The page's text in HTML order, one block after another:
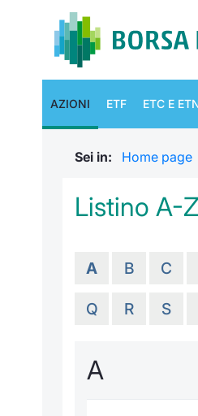
AZIONI ETF ETC E
Sei in: Home page
Listino A-
A B C
Q R S
A